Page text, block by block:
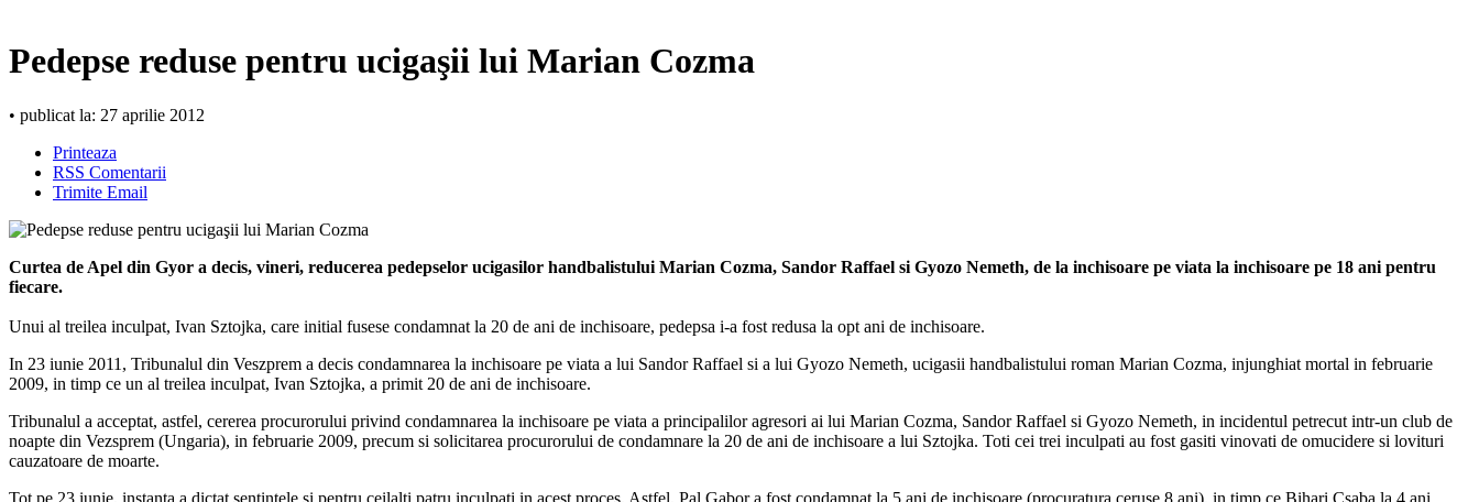
Pedepse reduse pentru ucigaşii lui Marian Cozma
• publicat la: 27 aprilie 2012
Printeaza
RSS Comentarii
Trimite Email
Curtea de Apel din Gyor a decis, vineri, reducerea pedepselor ucigasilor handbalistului Marian Cozma, Sandor Raffael si Gyozo Nemeth, de la inchisoare pe viata la inchisoare pe 18 ani pentru
fiecare.
Unui al treilea inculpat, Ivan Sztojka, care initial fusese condamnat la 20 de ani de inchisoare, pedepsa i-a fost redusa la opt ani de inchisoare.
In 23 iunie 2011, Tribunalul din Veszprem a decis condamnarea la inchisoare pe viata a lui Sandor Raffael si a lui Gyozo Nemeth, ucigasii handbalistului roman Marian Cozma, injunghiat mortal in februarie
2009, in timp ce un al treilea inculpat, Ivan Sztojka, a primit 20 de ani de inchisoare.
Tribunalul a acceptat, astfel, cererea procurorului privind condamnarea la inchisoare pe viata a principalilor agresori ai lui Marian Cozma, Sandor Raffael si Gyozo Nemeth, in incidentul petrecut intr-un club de
noapte din Vezsprem (Ungaria), in februarie 2009, precum si solicitarea procurorului de condamnare la 20 de ani de inchisoare a lui Sztojka. Toti cei trei inculpati au fost gasiti vinovati de omucidere si lovituri
cauzatoare de moarte.
Tot pe 23 iunie, instanta a dictat sentintele si pentru ceilalti patru inculpati in acest proces. Astfel, Pal Gabor a fost condamnat la 5 ani de inchisoare (procuratura ceruse 8 ani), in timp ce Bihari Csaba la 4 ani